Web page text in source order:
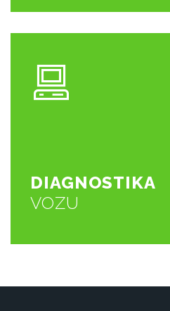
DIAGNOSTIKA
VOZU
DIAGNOSTIKA
VOZU
ZOBRAZIT VÍCE